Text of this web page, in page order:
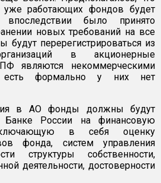
уже работающих фондов будет
было принято
новых требований на все
перерегистрироваться из
в акционерные
являются некоммерческими
есть формально у них нет
в АО фонды должны будут
России на финансовую
включающую в себя оценку
фонда, систем управления
структуры собственности,
деятельности, достоверности